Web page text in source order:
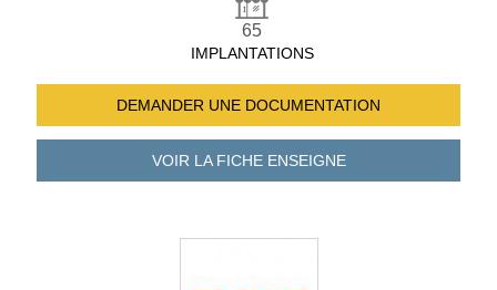
65
IMPLANTATIONS
DEMANDER UNE DOCUMENTATION
VOIR LA FICHEENSEIGNE